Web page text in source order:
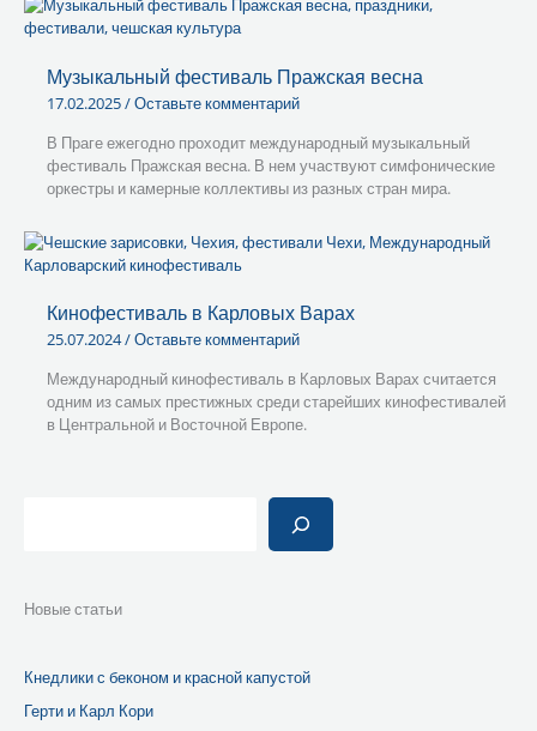
Музыкальный фестиваль Пражская весна
17.02.2025/Оставьте комментарий
В Праге ежегодно проходит международный музыкальный
фестиваль Пражская весна. В нем участвуют симфонические
оркестры и камерные коллективы из разных стран мира.
Кинофестиваль в Карловых Варах
25.07.2024/Оставьте комментарий
Международный кинофестиваль в Карловых Варах считается
одним из самых престижных среди старейших кинофестивалей
в Центральной и Восточной Европе.
Новые статьи
Кнедлики с беконом и красной капустой
Герти и Карл Кори